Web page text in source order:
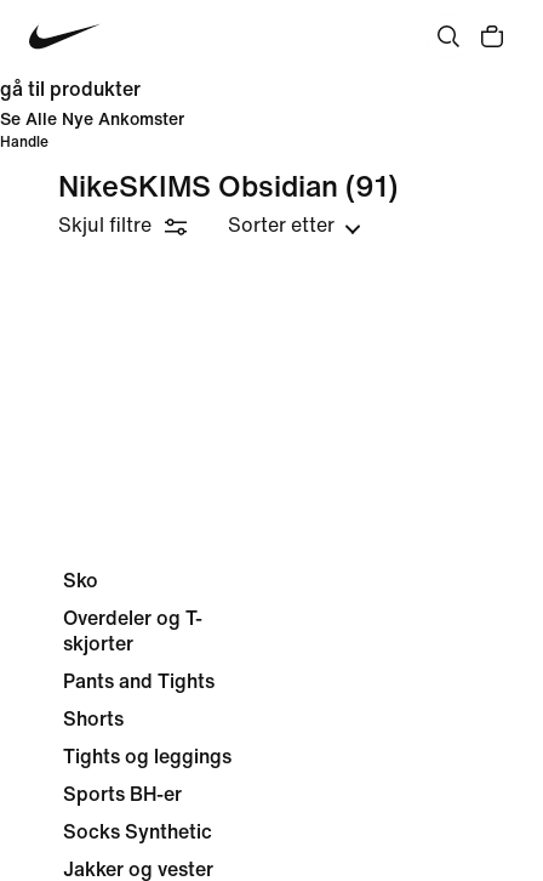
gå til produkter
Se Alle Nye Ankomster
Handle
NikeSKIMS Obsidian (91)
Skjul filtre Sorter etter
Sko
Overdeler og T-
skjorter
Pants and Tights
Shorts
Tights og leggings
Sports BH-er
Socks Synthetic
Jakker og vester